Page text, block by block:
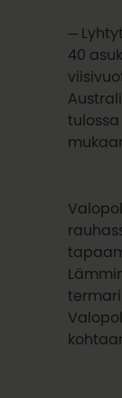
─
40